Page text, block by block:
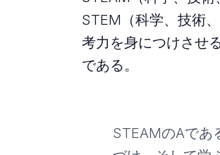
STEM（科学、技術
考力を身につけさせ
である。
STEAMのAであ